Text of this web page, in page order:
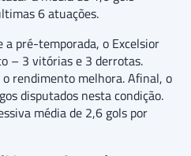
6 atuações.
a pré-temporada, o Excelsior
– 3 vitórias e 3 derrotas.
rendimento melhora. Afinal, o
disputados nesta condição.
média de 2,6 gols por